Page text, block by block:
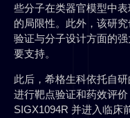
些分子在类器官模型中
的局限性。此外，该研
验证与分子设计方面的
要支持。
此后，希格生科依托自
进行靶点验证和药效评
SIGX1094R 并进入临床